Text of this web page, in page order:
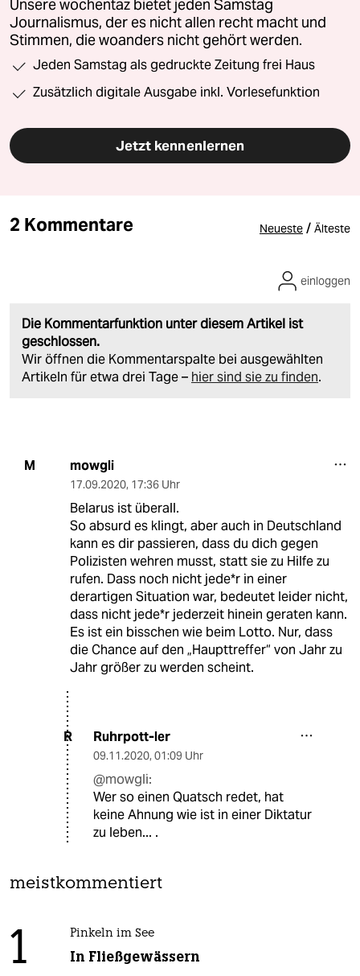
Unsere wochentaz bietet jeden Samstag
Journalismus, der es nicht allen recht macht und
Stimmen, die woanders nicht gehört werden.
Jeden Samstag als gedruckte Zeitung frei Haus
Zusätzlich digitale Ausgabe inkl. Vorlesefunktion
Jetzt kennenlernen
2 Kommentare Neueste / Älteste
Die Kommentarfunktion unter diesem Artikel ist
geschlossen.
Wir öffnen die Kommentarspalte bei ausgewählten
Artikeln für etwa drei Tage – hier sind sie zu finden.
einloggen
M mowgli
17.09.2020, 17:36 Uhr
Belarus ist überall.
So absurd es klingt, aber auch in Deutschland
kann es dir passieren, dass du dich gegen
Polizisten wehren musst, statt sie zu Hilfe zu
rufen. Dass noch nicht jede*r in einer
derartigen Situation war, bedeutet leider nicht,
dass nicht jede*r jederzeit hinein geraten kann.
Es ist ein bisschen wie beim Lotto. Nur, dass
die Chance auf den „Haupttreffer“ von Jahr zu
Jahr größer zu werden scheint.
R Ruhrpott-ler
09.11.2020, 01:09 Uhr
@mowgli:
Wer so einen Quatsch redet, hat
keine Ahnung wie ist in einer Diktatur
zu leben... .
meistkommentiert
1 Pinkeln im See
In Fließgewässern